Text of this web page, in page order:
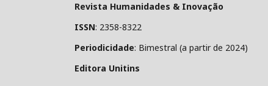
Revista Humanidades & Inovação
ISSN: 2358-8322
Periodicidade: Bimestral (a partir de 2024)
Editora Unitins